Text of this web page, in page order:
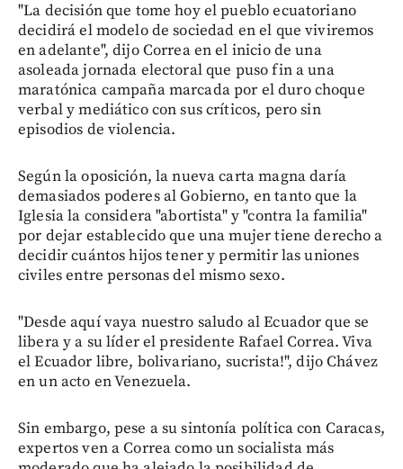
"La decisión que tome hoy el pueblo ecuatoriano
decidirá el modelo de sociedad en el que viviremos
en adelante", dijo Correa en el inicio de una
asoleada jornada electoral que puso fin a una
maratónica campaña marcada por el duro choque
verbal y mediático con sus críticos, pero sin
episodios de violencia.
Según la oposición, la nueva carta magna daría
demasiados poderes al Gobierno, en tanto que la
Iglesia la considera "abortista" y "contra la familia"
por dejar establecido que una mujer tiene derecho a
decidir cuántos hijos tener y permitir las uniones
civiles entre personas del mismo sexo.
"Desde aquí vaya nuestro saludo al Ecuador que se
libera y a su líder el presidente Rafael Correa. Viva
el Ecuador libre, bolivariano, sucrista!", dijo Chávez
en un acto en Venezuela.
Sin embargo, pese a su sintonía política con Caracas,
expertos ven a Correa como un socialista más